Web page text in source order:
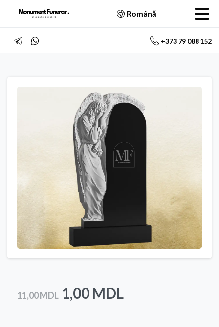
Română
+373 79 088 152
11,00MDL Prețul
inițial
1,00MDL
curent